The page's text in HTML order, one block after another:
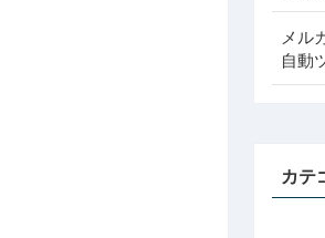
メル
自動
カテ